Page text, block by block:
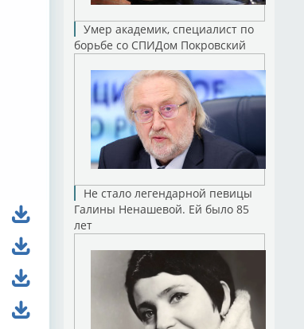
Умер академик, специалист по
борьбе со СПИДом Покровский
Не стало легендарной певицы
Галины Ненашевой. Ей было 85
лет